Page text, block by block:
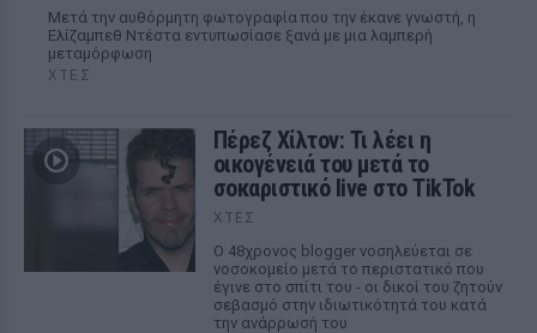
Μετά την αυθόρμητη φωτογραφία που την έκανε γνωστή, η
Ελίζαμπεθ Ντέστα εντυπωσίασε ξανά με μια λαμπερή
μεταμόρφωση
ΧΤΕΣ
Πέρεζ Χίλτον: Τι λέει η
οικογένειά του μετά το
σοκαριστικό live στο TikTok
ΧΤΕΣ
Ο 48χρονος blogger νοσηλεύεται σε
νοσοκομείο μετά το περιστατικό που
έγινε στο σπίτι του - οι δικοί του ζητούν
σεβασμό στην ιδιωτικότητά του κατά
την ανάρρωσή του